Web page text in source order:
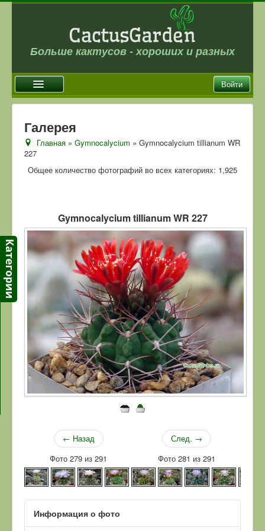
Больше кактусов - хороших и разных
Войти
Новости
Галерея
Магазин
Ссылки
Контакты
Галерея
Главная »Gymnocalycium » Gymnocalycium tillianum WR
227
Общее количество фотографий во всех категориях: 1,925
Gymnocalycium tillianum WR 227
← Назад
Фото 279 из 291
След. →
Фото 281 из 291
Информация о фото